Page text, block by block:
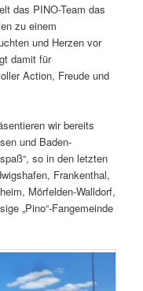
das PINO-Team das
zu einem
und Herzen vor
damit für
Action, Freude und
wir bereits
und Baden-
so in den letzten
Frankenthal,
Mörfelden-Walldorf,
„Pino“-Fangemeinde